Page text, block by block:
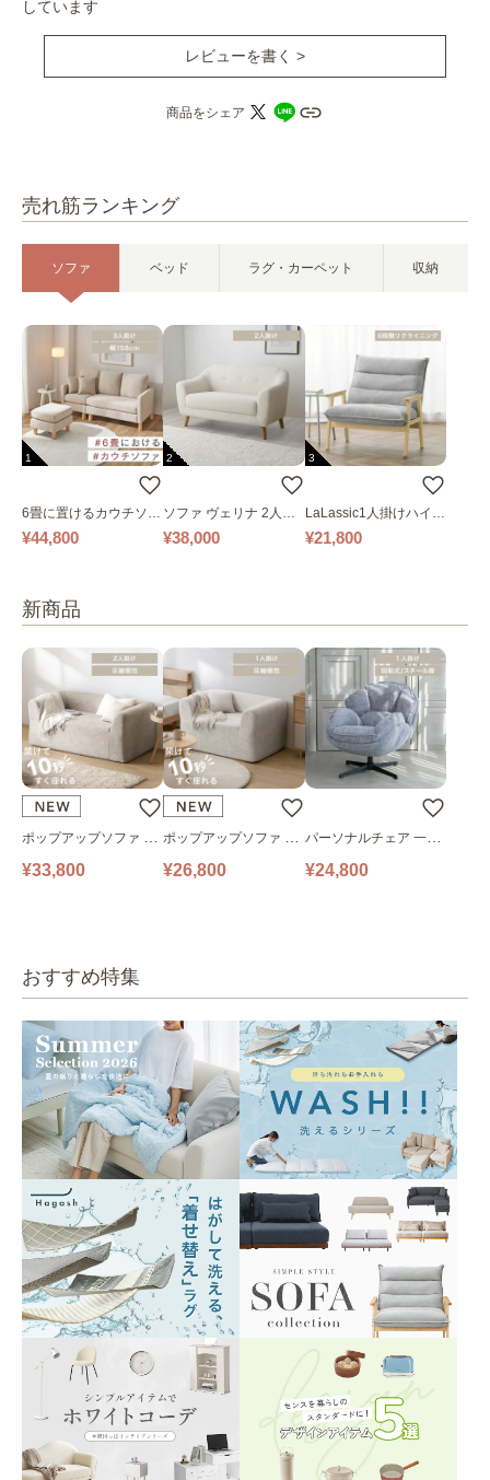
売れ筋ランキング
ソファ ベッド ラグ・カーペット 収納
1
6畳に置けるカウチソフ
ァ｜ベージュ
¥44,800
2
ソファ ヴェリナ 2人掛
け
¥38,000
3
LaLassic1人掛けハイバ
ックソファ ワイド
¥21,800
新商品
ポップアップソファ ソ
ファ フロアソファ 幅14
¥33,800
ポップアップソファ ソ
ファ フロアソファ 幅10
¥26,800
パーソナルチェア 一人
掛けソファ O’HANA ソ
¥24,800
おすすめ特集
しています
レビューを書く >
商品をシェア